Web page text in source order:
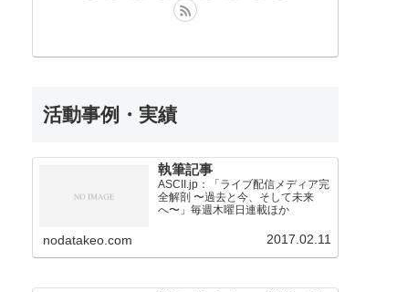
活動事例・実績
執筆記事
ASCII.jp：「ライブ配信メディア完
全解剖 〜過去と今、そして未来
へ〜」毎週木曜日連載ほか
nodatakeo.com 2017.02.11